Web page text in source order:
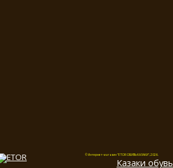
© Интернет-магазин "ETOR ОБУВЬ КАЗАКИ", 2026.
Казаки обувь